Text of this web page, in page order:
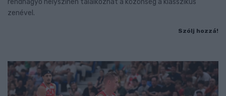
rendhagyó helyszínen találkozhat a közönség a klasszikus
zenével.
Szólj hozzá!